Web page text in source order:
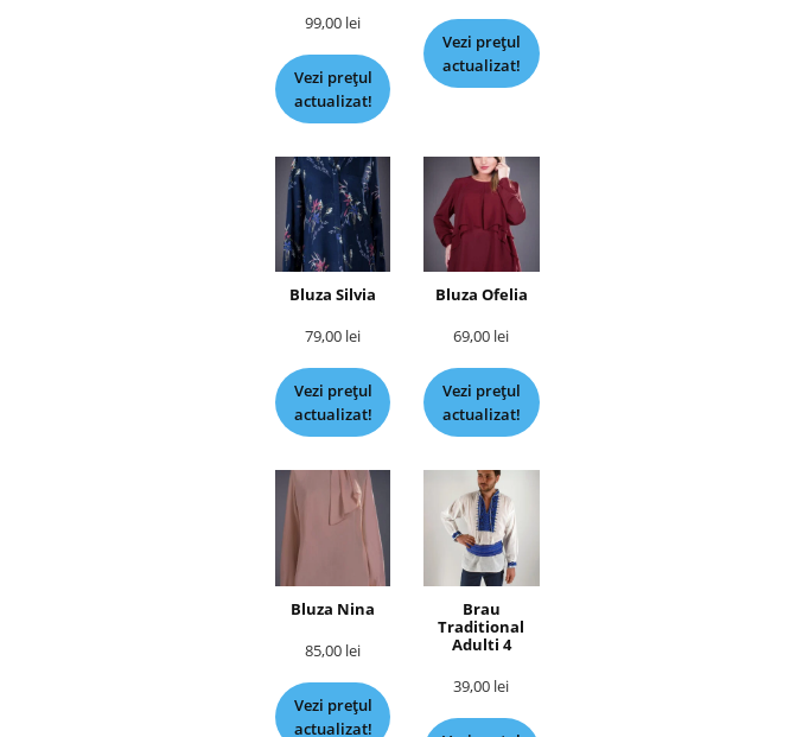
99,00 lei
Vezi prețul
actualizat!
Vezi prețul
actualizat!
Bluza Silvia
79,00 lei
Vezi prețul
actualizat!
Bluza Ofelia
69,00 lei
Vezi prețul
actualizat!
Bluza Nina
85,00 lei
Vezi prețul
actualizat!
Brau
Traditional
Adulti 4
39,00 lei